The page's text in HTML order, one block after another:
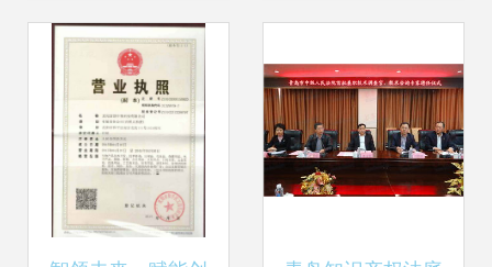
获取技术咨询？